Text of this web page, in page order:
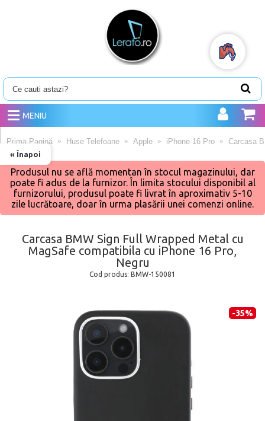
MENIU
« Înapoi
Prima Pagină Huse Telefoane Apple iPhone 16 Pro Carcasa
Produsul nu se află momentan în stocul magazinului, dar
poate fi adus de la furnizor. În limita stocului disponibil al
furnizorului, produsul poate fi livrat în aproximativ 5-10
zile lucrătoare, doar în urma plasării unei comenzi online.
Carcasa BMW Sign Full Wrapped Metal cu
MagSafe compatibila cu iPhone 16 Pro,
Negru
Cod produs: BMW-150081
-35%